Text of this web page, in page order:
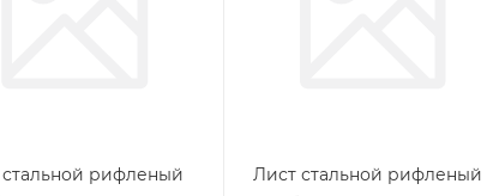
рифленый
Лист стальной рифленый